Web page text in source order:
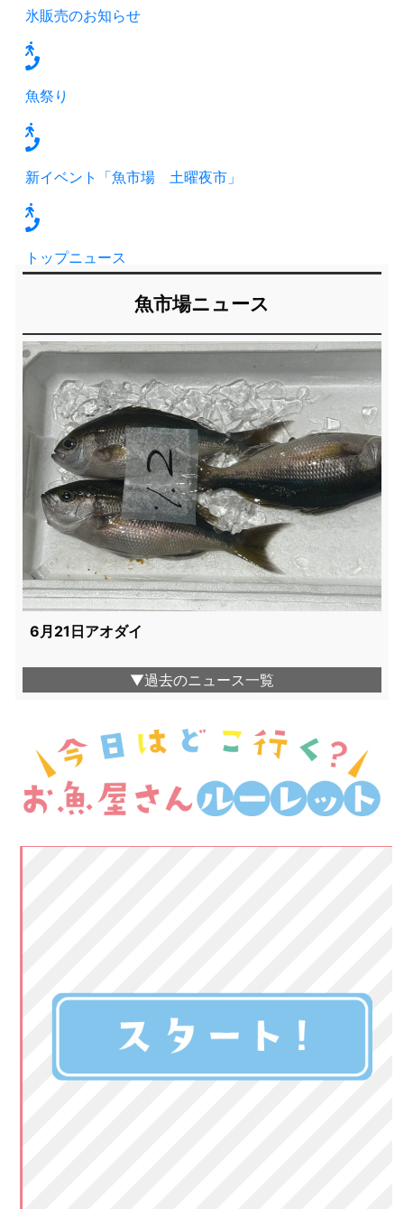
氷販売のお知らせ
魚祭り
新イベント「魚市場 土曜夜市」
トップニュース
魚市場ニュース
6月21日アオダイ
▼過去のニュース一覧